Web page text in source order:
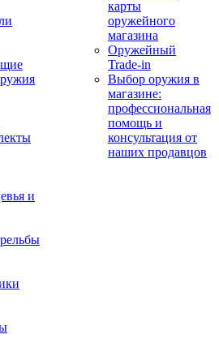
и
карты
оружейного
магазина
Оружейный
Trade-in
Выбор оружия в
магазине:
профессиональная
помощь и
консультация от
наших продавцов